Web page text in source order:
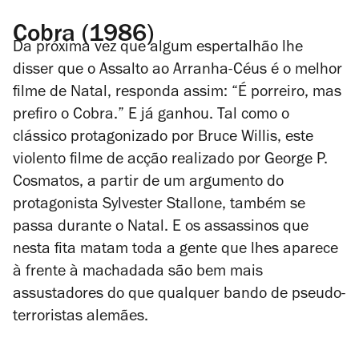
Cobra (1986)
Da próxima vez que algum espertalhão lhe
disser que o Assalto ao Arranha-Céus é o melhor
filme de Natal, responda assim: “É porreiro, mas
prefiro o Cobra.” E já ganhou. Tal como o
clássico protagonizado por Bruce Willis, este
violento filme de acção realizado por George P.
Cosmatos, a partir de um argumento do
protagonista Sylvester Stallone, também se
passa durante o Natal. E os assassinos que
nesta fita matam toda a gente que lhes aparece
à frente à machadada são bem mais
assustadores do que qualquer bando de pseudo-
terroristas alemães.